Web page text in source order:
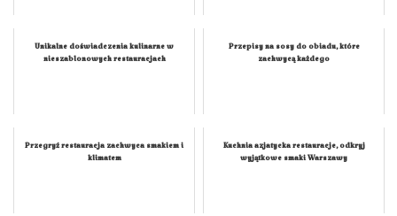
Unikalne doświadczenia kulinarne w
nieszablonowych restauracjach
Przepisy na sosy do obiadu, które
zachwycą każdego
Przegryź restauracja zachwyca smakiem i
klimatem
Kuchnia azjatycka restauracje, odkryj
wyjątkowe smaki Warszawy